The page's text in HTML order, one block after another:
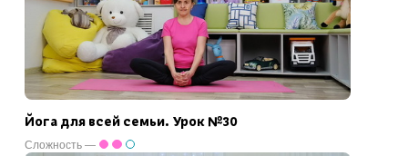
Йога для всей семьи. Урок №30
Сложность —